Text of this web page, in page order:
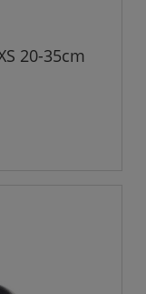
20-35cm